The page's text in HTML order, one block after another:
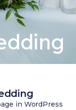
in WordPress